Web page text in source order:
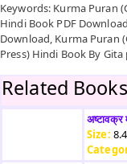
Keywords: Kurma Puran
Hindi Book PDF
Download, Kurma Puran
Press) Hindi Book By
Related Books
Size: